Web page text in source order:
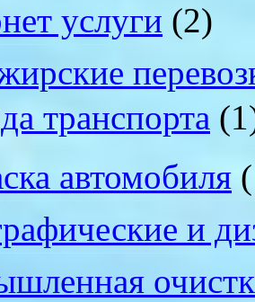
услуги (2)
транспорта
автомобиля
и